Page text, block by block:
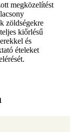
megközelítést
zöldségekre
kiőrlésű
és
ételeket